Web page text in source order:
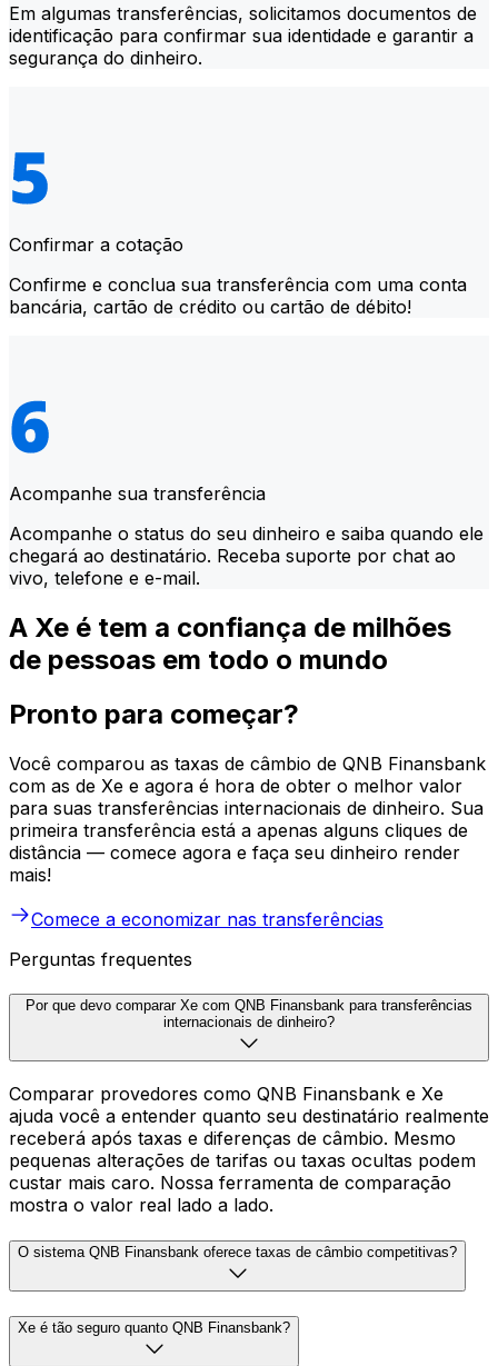
Em algumas transferências, solicitamos documentos de
identificação para confirmar sua identidade e garantir a
segurança do dinheiro.
Confirmar a cotação
Confirme e conclua sua transferência com uma conta
bancária, cartão de crédito ou cartão de débito!
Acompanhe sua transferência
Acompanhe o status do seu dinheiro e saiba quando ele
chegará ao destinatário. Receba suporte por chat ao
vivo, telefone e e-mail.
A Xe é tem a confiança de milhões
de pessoas em todo o mundo
Pronto para começar?
Você comparou as taxas de câmbio de QNB Finansbank
com as de Xe e agora é hora de obter o melhor valor
para suas transferências internacionais de dinheiro. Sua
primeira transferência está a apenas alguns cliques de
distância — comece agora e faça seu dinheiro render
mais!
Comece a economizar nas transferências
Perguntas frequentes
Por que devo comparar Xe com QNB Finansbank para transferências
internacionais de dinheiro?
Comparar provedores como QNB Finansbank e Xe
ajuda você a entender quanto seu destinatário realmente
receberá após taxas e diferenças de câmbio. Mesmo
pequenas alterações de tarifas ou taxas ocultas podem
custar mais caro. Nossa ferramenta de comparação
mostra o valor real lado a lado.
O sistema QNB Finansbank oferece taxas de câmbio competitivas?
Xe é tão seguro quanto QNB Finansbank?